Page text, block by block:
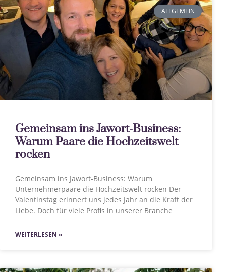
ALLGEMEIN
Gemeinsam ins Jawort-Business:
Warum Paare die Hochzeitswelt
rocken
Gemeinsam ins Jawort-Business: Warum
Unternehmerpaare die Hochzeitswelt rocken Der
Valentinstag erinnert uns jedes Jahr an die Kraft der
Liebe. Doch für viele Profis in unserer Branche
WEITERLESEN »